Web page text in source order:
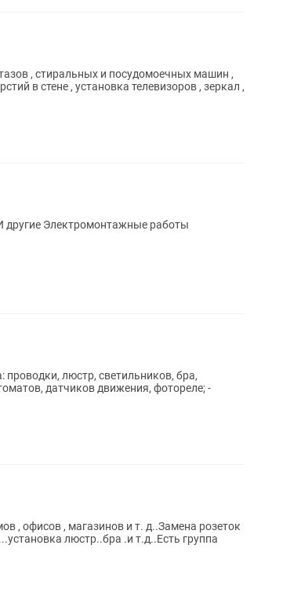
, стиральных и посудомоечных машин ,
в стене , установка телевизоров , зеркал ,
другие Электромонтажные работы
датчиков движения, фотореле; -
, офисов , магазинов и т. д..Замена розеток
люстр..бра .и т.д..Есть группа